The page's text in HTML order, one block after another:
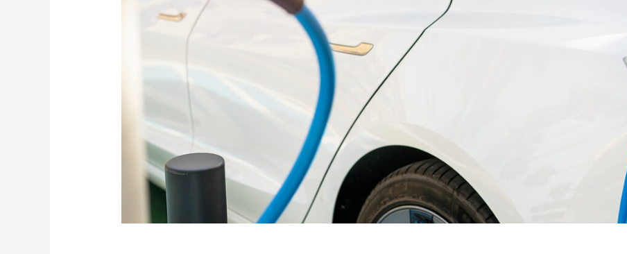
特集：可能性の素材「タングステン」を世界へ 特集：循環
社会をつくる素材の力 MYSTORY 特集：技術の力で
三菱マテリアルのある街を訪ねて
安全への取り組み ソザイのヒミツ 特集：人と社会と地球のために 特集：自動車・半導体
Refined lead
カーボンニュートラル Electrolytic copper